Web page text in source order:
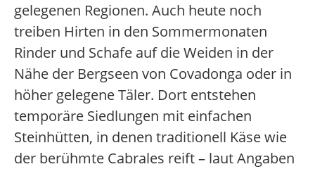
gelegenen Regionen. Auch heute noch
treiben Hirten in den Sommermonaten
Rinder und Schafe auf die Weiden in der
Nähe der Bergseen von Covadonga oder in
höher gelegene Täler. Dort entstehen
temporäre Siedlungen mit einfachen
Steinhütten, in denen traditionell Käse wie
der berühmte Cabrales reift – laut Angaben